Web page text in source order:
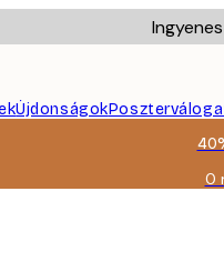
Újdonságok
0